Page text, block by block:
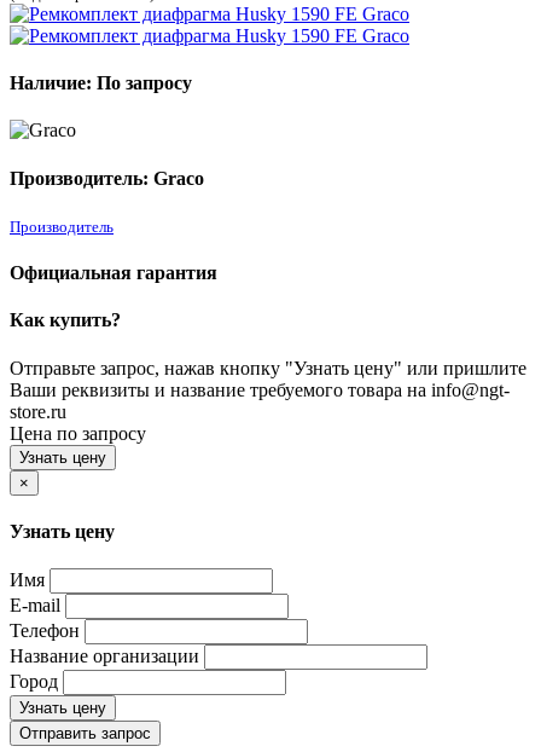
Наличие: По запросу
Производитель: Graco
Производитель
Официальная гарантия
Как купить?
Отправьте запрос, нажав кнопку "Узнать цену" или пришлите
Ваши реквизиты и название требуемого товара на info@ngt-
store.ru
Цена по запросу
Узнать цену
×
Узнать цену
Имя
E-mail
Телефон
Название организации
Город
Узнать цену
Отправить запрос